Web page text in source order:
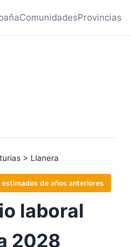
ComunidadesProvincias
> Llanera
de años anteriores
laboral
2028